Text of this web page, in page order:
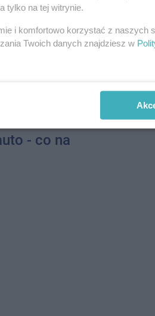
- co na
tylko na tej witrynie.
i komfortowo korzystać z naszych
Twoich danych znajdziesz w